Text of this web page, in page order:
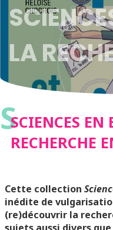
LA
SSCIENCES EN
RECHERCHE
Cette collection
inédite de
(re)découvrir la
sujets aussi divers